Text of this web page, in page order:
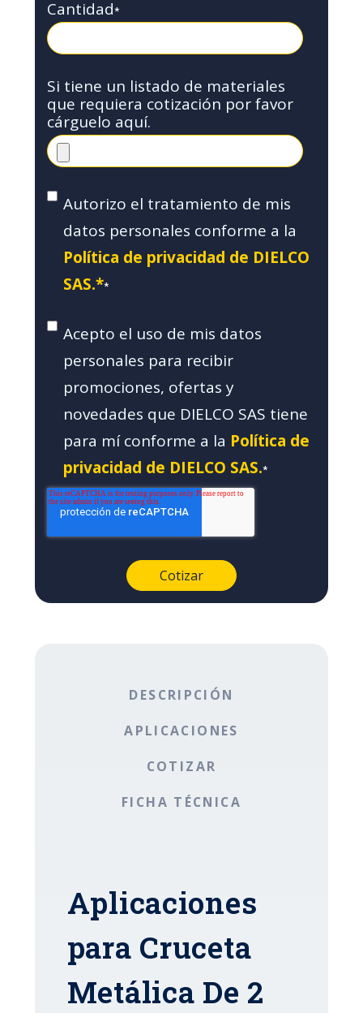
Cantidad*
Si tiene un listado de materiales
que requiera cotización por favor
cárguelo aquí.
Autorizo el tratamiento de mis
datos personales conforme a la
Política de privacidad de DIELCO
SAS.**
Acepto el uso de mis datos
personales para recibir
promociones, ofertas y
novedades que DIELCO SAS tiene
para mí conforme a la Política de
privacidad de DIELCO SAS.*
DESCRIPCIÓN
APLICACIONES
COTIZAR
FICHA TÉCNICA
Aplicaciones
para Cruceta
Metálica De 2